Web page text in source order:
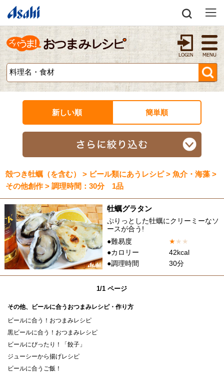
新しい順 簡単順
殻つき牡蠣（を含む） > ビール類にあうレシピ > 魚介・海藻 >
その他創作 > 調理時間：30分 1品
牡蠣グラタン
ぷりっとした牡蠣にクリーミーなソ
ースが合う!
●難易度
★★ ★
●カロリー
42kcal
●調理時間
30分
1/1 ページ
その他、ビールに合うおつまみレシピ・作り方
ビールに合う！おつまみレシピ
黒ビールに合う！おつまみレシピ
ビールにぴったり！「餃子」
ジューシーから揚げレシピ
ビールに合うご飯！